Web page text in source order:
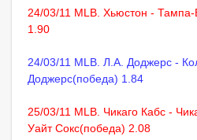
24/03/11 MLB. Хьюстон -
1.90
24/03/11 MLB. Л.А. Доджерс -
Доджерс(победа) 1.84
25/03/11 MLB. Чикаго Кабс -
Уайт Сокс(победа) 2.08